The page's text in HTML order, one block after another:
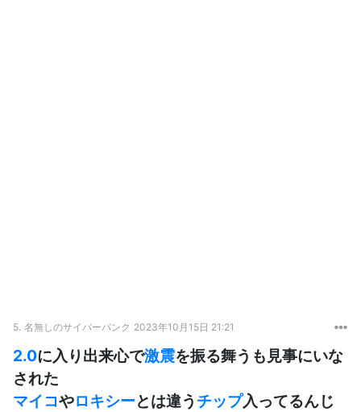
5. 名無しのサイバーパンク 2023年10月15日 21:21
2.0に入り出来心で激震を振る舞うも見事にいな
された
マイコやロキシーとは違う チップ入ってるんじ